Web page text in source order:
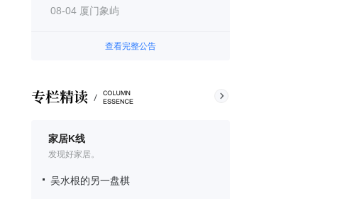
08-04 厦门象屿
查看完整公告
家居K线
发现好家居。
吴水根的另一盘棋